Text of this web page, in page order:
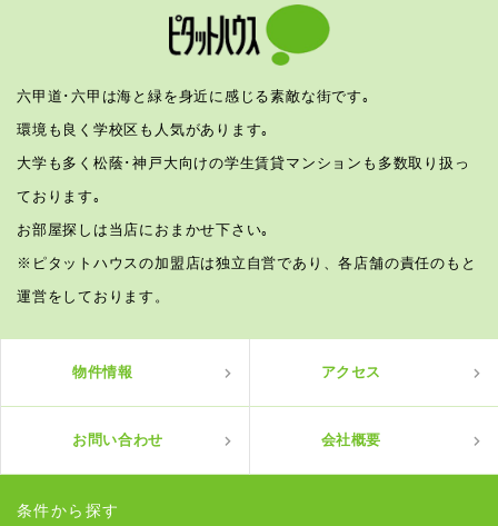
六甲道･六甲は海と緑を身近に感じる素敵な街です｡
環境も良く学校区も人気があります｡
大学も多く松蔭･神戸大向けの学生賃貸マンションも多数取り扱っ
ております｡
お部屋探しは当店におまかせ下さい｡
※ピタットハウスの加盟店は独立自営であり、各店舗の責任のもと
運営をしております。
物件情報 アクセス
お問い合わせ 会社概要
条件から探す